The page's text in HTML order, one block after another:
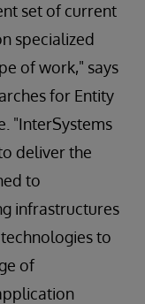
set of current
specialized
of work," says
for Entity
"InterSystems
deliver the
to
infrastructures
to
of